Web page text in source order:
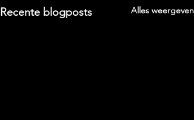
Recente blogposts Alles weergeven